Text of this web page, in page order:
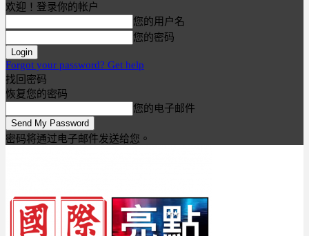
欢迎！登录你的帐户
您的用户名
您的密码
Forgot your password? Get help
找回密码
恢复您的密码
您的电子邮件
密码将通过电子邮件发送给您。